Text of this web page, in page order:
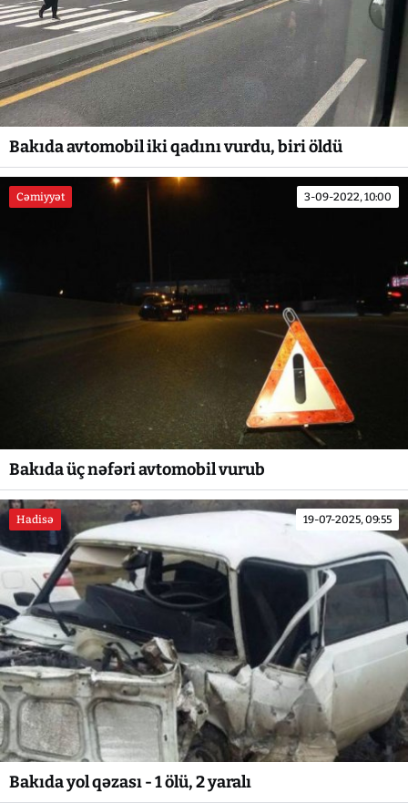
Bakıda avtomobil iki qadını vurdu, biri öldü
Cəmiyyət 3-09-2022, 10:00
Bakıda üç nəfəri avtomobil vurub
Hadisə 19-07-2025, 09:55
Bakıda yol qəzası - 1 ölü, 2 yaralı